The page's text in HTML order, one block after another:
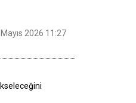
2026 11:27